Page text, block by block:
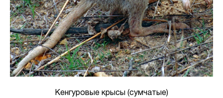
Кенгуровые крысы (сумчатые)